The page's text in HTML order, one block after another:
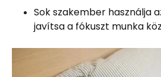
Sok szakember használja
javítsa a fókuszt munka